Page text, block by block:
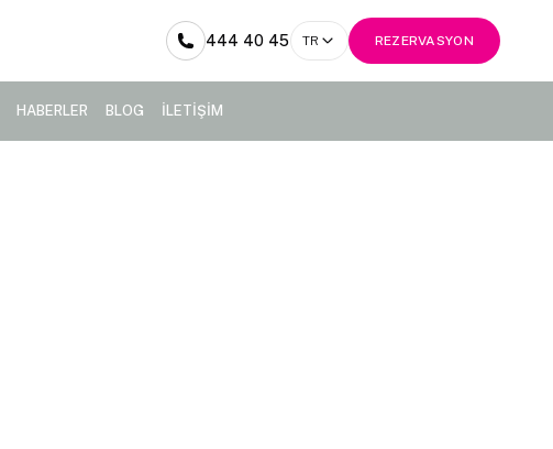
444 40 45 TR REZERVASYON
HABERLER BLOG İLETİŞİM